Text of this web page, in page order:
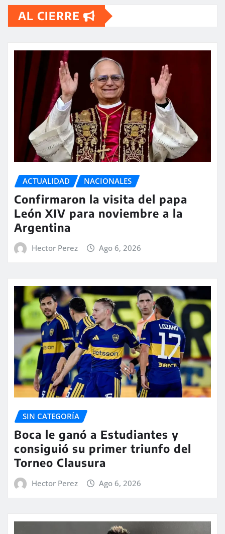
AL CIERRE
ACTUALIDAD NACIONALES
Confirmaron la visita del papa
León XIV para noviembre a la
Argentina
Hector Perez Ago 6, 2026
SIN CATEGORÍA
Boca le ganó a Estudiantes y
consiguió su primer triunfo del
Torneo Clausura
Hector Perez Ago 6, 2026